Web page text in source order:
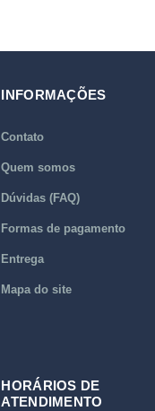
INFORMAÇÕES
Contato
Quem somos
Dúvidas (FAQ)
Formas de pagamento
Entrega
Mapa do site
HORÁRIOS DE
ATENDIMENTO